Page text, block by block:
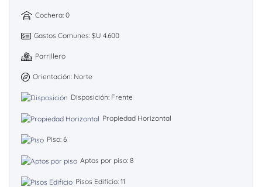
Cochera: 0
Gastos Comunes: $U 4.600
Parrillero
Orientación: Norte
Disposición: Frente
Propiedad Horizontal
Piso: 6
Aptos por piso: 8
Pisos Edificio: 11